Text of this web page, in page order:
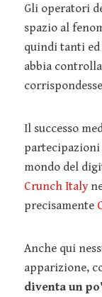
Gli operatori
spazio al
quindi tanti ed
abbia
Il successo
mondo del
Crunch Italy
precisamente
Anche qui
apparizione,
diventa un